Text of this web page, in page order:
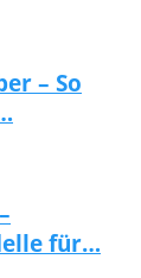
– So
für…